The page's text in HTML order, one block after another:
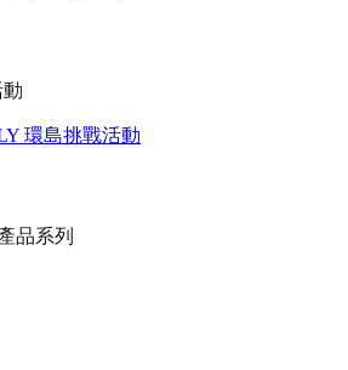
環島挑戰活動
品系列